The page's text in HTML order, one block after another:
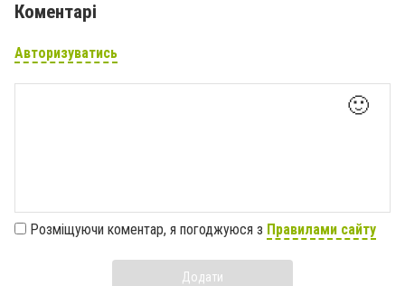
Коментарі
Авторизуватись
🙂
Розміщуючи коментар, я погоджуюся з Правилами сайту
Додати